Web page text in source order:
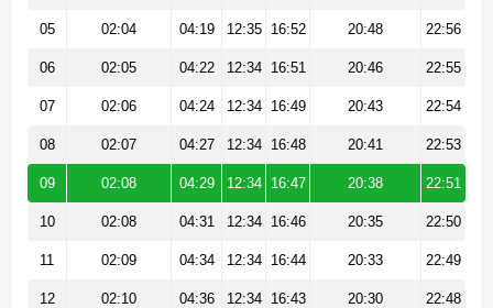
05 02:04 04:19 12:35 16:52 20:48 22:56
06 02:05 04:22 12:34 16:51 20:46 22:55
07 02:06 04:24 12:34 16:49 20:43 22:54
08 02:07 04:27 12:34 16:48 20:41 22:53
09 02:08 04:29 12:34 16:47 20:38 22:51
10 02:08 04:31 12:34 16:46 20:35 22:50
11 02:09 04:34 12:34 16:44 20:33 22:49
12 02:10 04:36 12:34 16:43 20:30 22:48